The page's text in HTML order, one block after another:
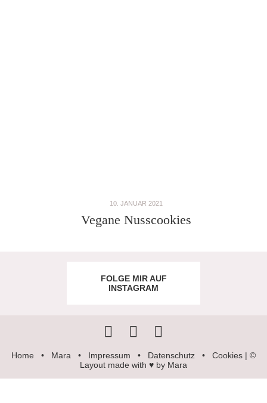
10. JANUAR 2021
Vegane Nusscookies
FOLGE MIR AUF
INSTAGRAM
Home • Mara • Impressum • Datenschutz • Cookies | ©
Layout made with ♥ by Mara